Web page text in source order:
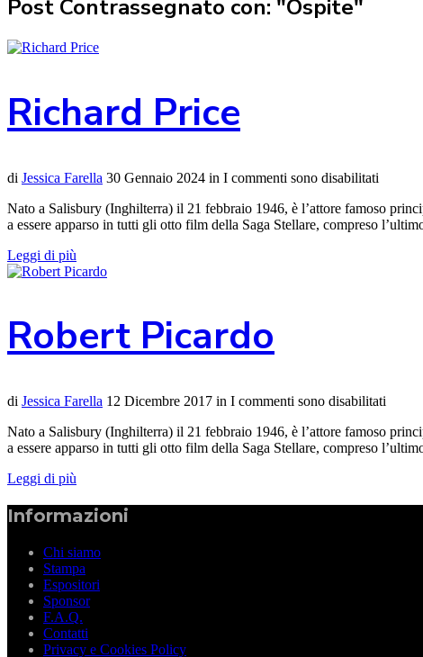
Post Contrassegnato con: "Ospite"
Richard Price
di Jessica Farella 30 Gennaio 2024 in I commenti sono disabilitati
Nato a Salisbury (Inghilterra) il 21 febbraio 1946, è l’attore famoso
a essere apparso in tutti gli otto film della Saga Stellare, compreso
Leggi di più
Robert Picardo
di Jessica Farella 12 Dicembre 2017 in I commenti sono disabilitati
Nato a Salisbury (Inghilterra) il 21 febbraio 1946, è l’attore famoso
a essere apparso in tutti gli otto film della Saga Stellare, compreso
Leggi di più
Informazioni
Chi siamo
Stampa
Espositori
Sponsor
F.A.Q.
Contatti
Privacy e Cookies Policy